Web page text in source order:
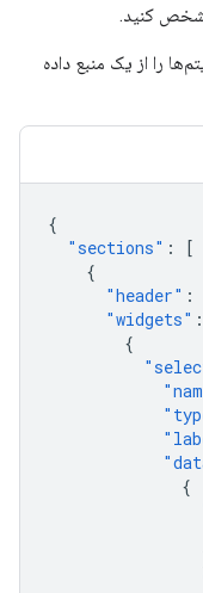
کنید.
را از یک منبع داده
{
"sections" :
[
{
"header" :
"widgets" :
{
{